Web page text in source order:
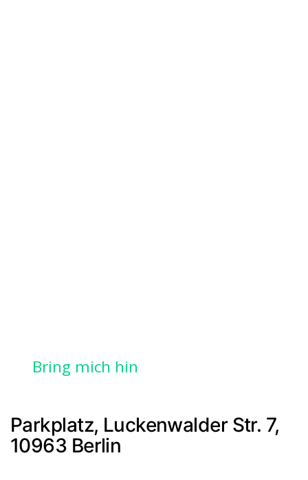
Bring mich hin
Parkplatz, Luckenwalder Str. 7,
10963 Berlin